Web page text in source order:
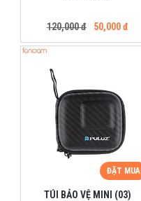
120,000 đ 50,000 đ
ĐẶT MUA
TÚI BẢO VỆ MINI (03)